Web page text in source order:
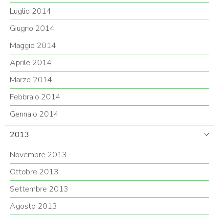
Luglio 2014
Giugno 2014
Maggio 2014
Aprile 2014
Marzo 2014
Febbraio 2014
Gennaio 2014
2013
Novembre 2013
Ottobre 2013
Settembre 2013
Agosto 2013